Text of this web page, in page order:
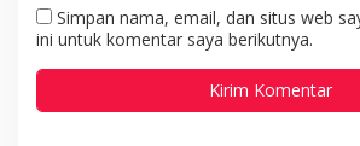
Simpan nama, email, dan situs web
ini untuk komentar saya berikutnya.